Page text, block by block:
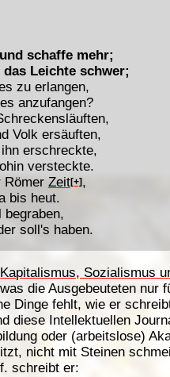
schaffe mehr;
Leichte schwer;
zu erlangen,
anzufangen?
Volk ersäuften,
erschreckte,
versteckte.
Römer Zeit[+],
bis heut.
soll's haben.
Kapitalismus, Sozialismus
die Ausgebeuteten
Dinge fehlt, wie er
diese Intellektuellen
oder (arbeitslose)
nicht mit Steinen
schreibt er: